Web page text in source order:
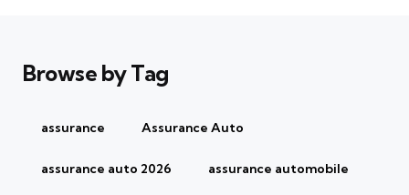
Browse by Tag
assurance Assurance Auto
assurance auto 2026 assurance automobile